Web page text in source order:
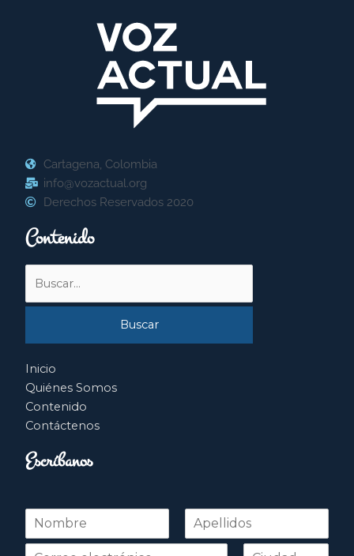
Cartagena, Colombia
info@vozactual.org
Derechos Reservados 2020
Contenido
por:
Inicio
Quiénes Somos
Contenido
Contáctenos
Escríbanos
N
m
Nombre Apellidos